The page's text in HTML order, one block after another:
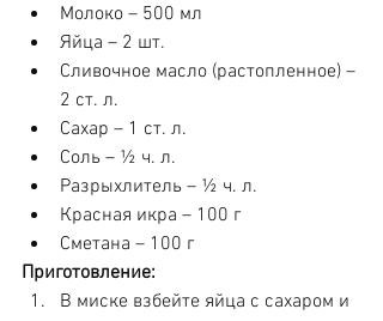
Молоко – 500 мл
Яйца – 2 шт.
Сливочное масло (растопленное) –
2 ст. л.
Сахар – 1 ст. л.
Соль – ½ ч. л.
Разрыхлитель – ½ ч. л.
Красная икра – 100 г
Сметана – 100 г
Приготовление:
В миске взбейте яйца с сахаром и